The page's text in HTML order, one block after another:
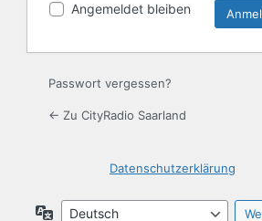
Angemeldet bleiben
Passwort vergessen?
← Zu CityRadio Saarland
Datenschutzerklärung
Sprache